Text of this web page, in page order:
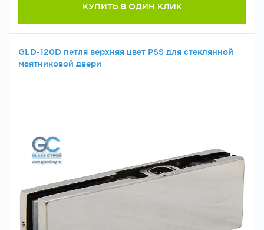
КУПИТЬ В ОДИН КЛИК
GLD-120D петля верхняя цвет PSS для стеклянной
маятниковой двери